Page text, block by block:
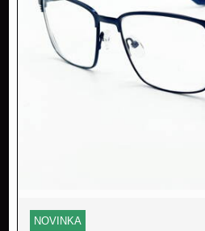
NOVINKA